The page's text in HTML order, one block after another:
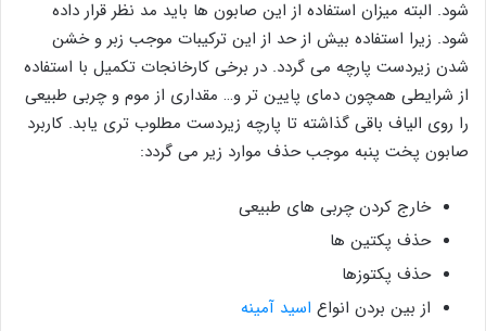
شود. البته میزان استفاده از این صابون ها باید مد نظر قرار داده
شود. زیرا استفاده بیش از حد از این ترکیبات موجب زبر و خشن
شدن زیردست پارچه می گردد. در برخی کارخانجات تکمیل با استفاده
از شرایطی همچون دمای پایین تر و… مقداری از موم و چربی طبیعی
را روی الیاف باقی گذاشته تا پارچه زیردست مطلوب تری یابد. کاربرد
صابون پخت پنبه موجب حذف موارد زیر می گردد:
خارج کردن چربی های طبیعی
حذف پکتین ها
حذف پکتوزها
از بین بردن انواع اسید آمینه